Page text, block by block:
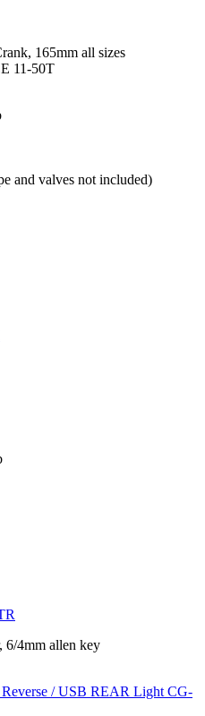
165mm all sizes
11-50T
and valves not included)
6/4mm allen key
/ USB REAR Light CG-